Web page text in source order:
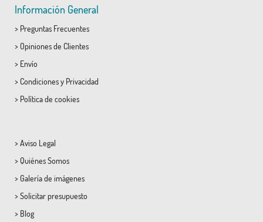
Información General
> Preguntas Frecuentes
> Opiniones de Clientes
> Envío
> Condicionesy Privacidad
> Política de cookies
> Aviso Legal
> Quiénes Somos
> Galería de imágenes
> Solicitar presupuesto
> Blog